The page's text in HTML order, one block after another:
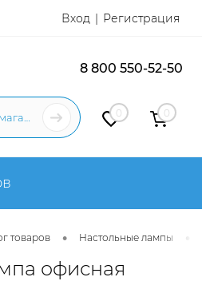
Вход Регистрация
8 800 550-52-50
0 0
товаров • Настольные лампы
офисная